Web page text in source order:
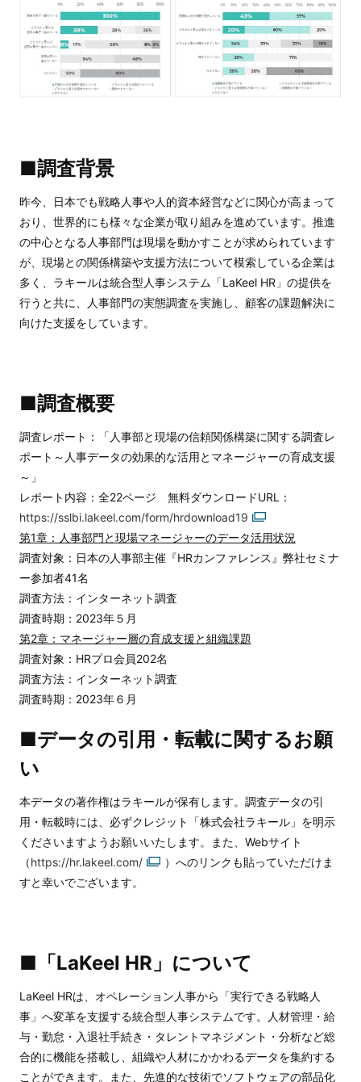
■調査背景
昨今、日本でも戦略人事や人的資本経営などに関心が高まって
おり、世界的にも様々な企業が取り組みを進めています。推進
の中心となる人事部門は現場を動かすことが求められています
が、現場との関係構築や支援方法について模索している企業は
多く、ラキールは統合型人事システム「LaKeel HR」の提供を
行うと共に、人事部門の実態調査を実施し、顧客の課題解決に
向けた支援をしています。
■調査概要
調査レポート：「人事部と現場の信頼関係構築に関する調査レ
ポート～人事データの効果的な活用とマネージャーの育成支援
～」
レポート内容：全22ページ 無料ダウンロードURL：
https://sslbi.lakeel.com/form/hrdownload19
第1章：人事部門と現場マネージャーのデータ活用状況
調査対象：日本の人事部主催『HRカンファレンス』弊社セミナ
ー参加者41名
調査方法：インターネット調査
調査時期：2023年５月
第2章：マネージャー層の育成支援と組織課題
調査対象：HRプロ会員202名
調査方法：インターネット調査
調査時期：2023年６月
■データの引用・転載に関するお願
い
本データの著作権はラキールが保有します。調査データの引
用・転載時には、必ずクレジット「株式会社ラキール」を明示
くださいますようお願いいたします。また、Webサイト
（https://hr.lakeel.com/
）へのリンクも貼っていただけま
すと幸いでございます。
■「LaKeel HR」について
LaKeel HRは、オペレーション人事から「実行できる戦略人
事」へ変革を支援する統合型人事システムです。人材管理・給
与・勤怠・入退社手続き・タレントマネジメント・分析など総
合的に機能を搭載し、組織や人材にかかわるデータを集約する
ことができます。また、先進的な技術でソフトウェアの部品化